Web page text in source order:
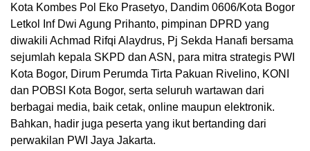
Kota Kombes Pol Eko Prasetyo, Dandim 0606/Kota Bogor
Letkol Inf Dwi Agung Prihanto, pimpinan DPRD yang
diwakili Achmad Rifqi Alaydrus, Pj Sekda Hanafi bersama
sejumlah kepala SKPD dan ASN, para mitra strategis PWI
Kota Bogor, Dirum Perumda Tirta Pakuan Rivelino, KONI
dan POBSI Kota Bogor, serta seluruh wartawan dari
berbagai media, baik cetak, online maupun elektronik.
Bahkan, hadir juga peserta yang ikut bertanding dari
perwakilan PWI Jaya Jakarta.